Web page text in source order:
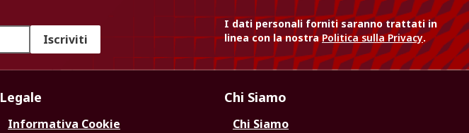
Iscriviti
I dati personali forniti saranno trattati in
linea con la nostraPolitica sulla Privacy.
Legale
Informativa Cookie
Chi Siamo
Chi Siamo